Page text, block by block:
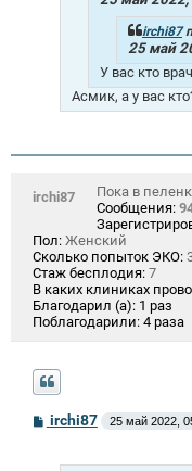
irchi87
25 май
У вас кто
Асмик, а у вас
irchi87
Пока в
Сообщения:
Пол: Женский
Сколько попыток ЭКО:
Стаж бесплодия: 7
В каких клиниках
Благодарил (а): 1 раз
Поблагодарили: 4 раза
С
о
irchi87 25 май 2022,